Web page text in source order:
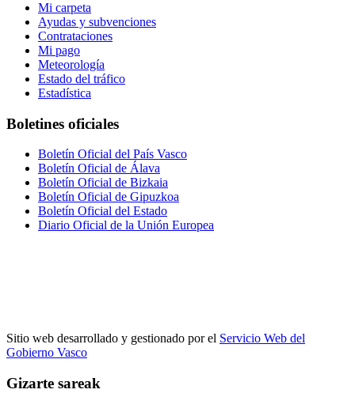
Mi carpeta
Ayudas y subvenciones
Contrataciones
Mi pago
Meteorología
Estado del tráfico
Estadística
Boletines oficiales
Boletín Oficial del País Vasco
Boletín Oficial de Álava
Boletín Oficial de Bizkaia
Boletín Oficial de Gipuzkoa
Boletín Oficial del Estado
Diario Oficial de la Unión Europea
Sitio web desarrollado y gestionado por el Servicio Web del
Gobierno Vasco
Gizarte sareak